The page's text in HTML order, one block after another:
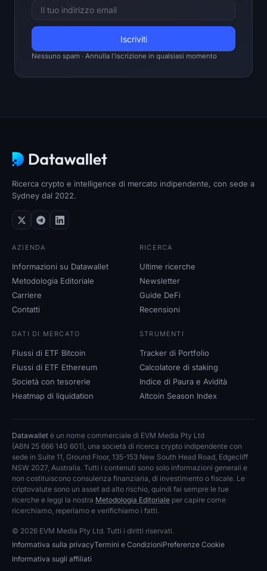
Nessuno spam · Annulla l'iscrizione in qualsiasi momento
Ricerca crypto e intelligence di mercato indipendente, con sede a
Sydney dal 2022.
AZIENDA
Informazioni su Datawallet
Metodologia Editoriale
Carriere
Contatti
RICERCA
Ultime ricerche
Newsletter
Guide DeFi
Recensioni
DATI DI MERCATO
Flussi di ETF Bitcoin
Flussi di ETF Ethereum
Società con tesorerie
Heatmap di liquidation
STRUMENTI
Tracker di Portfolio
Calcolatore di staking
Indice di Paura e Avidità
Altcoin Season Index
Datawallet è un nome commerciale di EVM Media Pty Ltd
(ABN 25 666 140 601), una società di ricerca crypto indipendente con
sede in Suite 11, Ground Floor, 135-153 New South Head Road, Edgecliff
NSW 2027, Australia. Tutti i contenuti sono solo informazioni generali e
non costituiscono consulenza finanziaria, di investimento o fiscale. Le
criptovalute sono un asset ad alto rischio, quindi fai sempre le tue
ricerche e leggi la nostra Metodologia Editoriale per capire come
ricerchiamo, reperiamo e verifichiamo i fatti.
© 2026 EVM Media Pty Ltd. Tutti i diritti riservati.
Informativa sulla privacyTermini e CondizioniPreferenze Cookie
Informativa sugli affiliati